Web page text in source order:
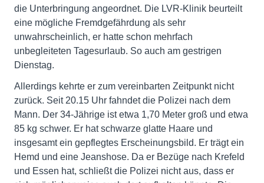
die Unterbringung angeordnet. Die LVR-Klinik beurteilt
eine mögliche Fremdgefährdung als sehr
unwahrscheinlich, er hatte schon mehrfach
unbegleiteten Tagesurlaub. So auch am gestrigen
Dienstag.
Allerdings kehrte er zum vereinbarten Zeitpunkt nicht
zurück. Seit 20.15 Uhr fahndet die Polizei nach dem
Mann. Der 34-Jährige ist etwa 1,70 Meter groß und etwa
85 kg schwer. Er hat schwarze glatte Haare und
insgesamt ein gepflegtes Erscheinungsbild. Er trägt ein
Hemd und eine Jeanshose. Da er Bezüge nach Krefeld
und Essen hat, schließt die Polizei nicht aus, dass er